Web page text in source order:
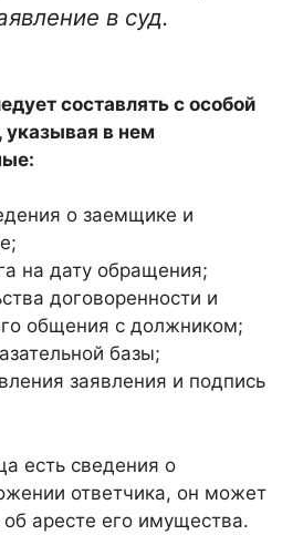
в суд.
составлять с особой
указывая в нем
о заемщике и
на дату обращения;
договоренности и
общения с должником;
базы;
заявления и подпись
есть сведения о
ответчика, он может
об аресте его имущества.